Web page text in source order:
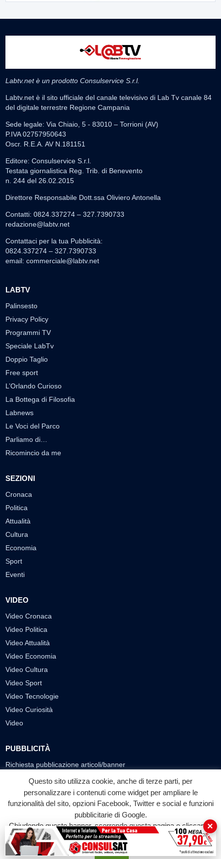
Labtv.net è un prodotto Consulservice S.r.l.
Labtv.net è il sito ufficiale del canale televisivo di Lab Tv canale 84
del digitale terrestre Regione Campania
Sede legale: Via Chiaio, 5 - 83010 – Torrioni (AV)
P.IVA 02757950643
Oscr. R.E.A. AV N.181151
Editore: Consulservice S.r.l.
Testata giornalistica Reg. Trib. di Benevento
n. 244 del 26.02.2015
Direttore Responsabile Dott.ssa Oliviero Antonella
Contatti: 0824.337274 – 327.7390733
redazione@labtv.net
Contattaci per la tua Pubblicità:
0824.337274 – 327.7390733
email: commerciale@labtv.net
LABTV
Palinsesto
Privacy Policy
Programmi TV
Speciale LabTv
Doppio Taglio
Free sport
L’Orlando Curioso
La Bottega di Filosofia
Labnews
Le Voci del Parco
Parliamo di…
Ricomincio da me
SEZIONI
Cronaca
Politica
Attualità
Cultura
Economia
Sport
Eventi
VIDEO
Video Cronaca
Video Politica
Video Attualità
Video Economia
Video Cultura
Video Sport
Video Tecnologie
Video Curiosità
Video
PUBBLICITÀ
Richiesta pubblicazione articoli/banner
SEGUICI SUI SOCIAL
f
Facebook
◎ ▶
YouTube
© 2026 LABTV - Tutti i diritti riservati
Questo sito utilizza cookie, anche di terze parti, per
personalizzare i contenuti come widget per ampliare le
funzionalità del sito, opzioni Facebook, Twitter e social e funzioni
pubblicitarie di Google.
Chiudendo questo banner, scorrendo questa pagina o cliccando
su qualunque suo elemento acconsenti all'uso dei cookie.
Accetta
×